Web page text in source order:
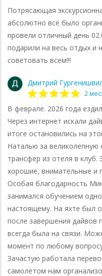
Потрясающая
абсолютно всё было
провели отличный день
подарили на весь отдых и
советовать всем!!!
Дмитрий
2
В феврале. 2026 года
Через интернет искали
итоге остановились на
Наталью за великолепную
трансфер из отеля в
хорошие, внимательные и
Особая благодарность
занимался обучением
настоящему. На яхте был
после завершения дайвов
всегда была на связи.
момент по любому
Зачастую работала
самолётом нам